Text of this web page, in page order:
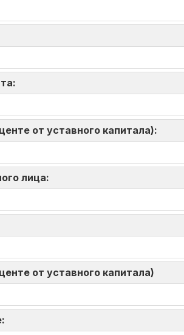
от уставного капитала):
лица:
от уставного капитала)